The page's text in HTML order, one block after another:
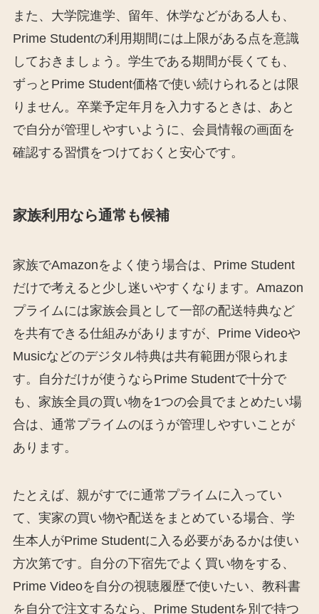
また、大学院進学、留年、休学などがある人も、
Prime Studentの利用期間には上限がある点を意識
しておきましょう。学生である期間が長くても、
ずっとPrime Student価格で使い続けられるとは限
りません。卒業予定年月を入力するときは、あと
で自分が管理しやすいように、会員情報の画面を
確認する習慣をつけておくと安心です。
家族利用なら通常も候補
家族でAmazonをよく使う場合は、Prime Student
だけで考えると少し迷いやすくなります。Amazon
プライムには家族会員として一部の配送特典など
を共有できる仕組みがありますが、Prime Videoや
Musicなどのデジタル特典は共有範囲が限られま
す。自分だけが使うならPrime Studentで十分で
も、家族全員の買い物を1つの会員でまとめたい場
合は、通常プライムのほうが管理しやすいことが
あります。
たとえば、親がすでに通常プライムに入ってい
て、実家の買い物や配送をまとめている場合、学
生本人がPrime Studentに入る必要があるかは使い
方次第です。自分の下宿先でよく買い物をする、
Prime Videoを自分の視聴履歴で使いたい、教科書
を自分で注文するなら、Prime Studentを別で持つ